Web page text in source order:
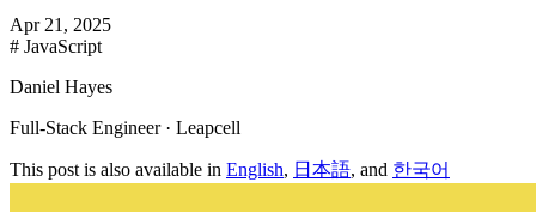
Apr 21, 2025
# JavaScript
Daniel Hayes
Full-Stack Engineer · Leapcell
This post is also available in English, 日本語, and 한국어